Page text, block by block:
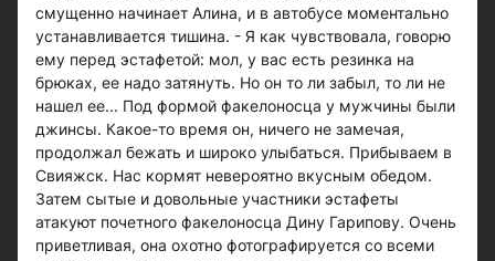
смущенно начинает Алина, и в автобусе моментально
устанавливается тишина. - Я как чувствовала, говорю
ему перед эстафетой: мол, у вас есть резинка на
брюках, ее надо затянуть. Но он то ли забыл, то ли не
нашел ее... Под формой факелоносца у мужчины были
джинсы. Какое-то время он, ничего не замечая,
продолжал бежать и широко улыбаться. Прибываем в
Свияжск. Нас кормят невероятно вкусным обедом.
Затем сытые и довольные участники эстафеты
атакуют почетного факелоносца Дину Гарипову. Очень
приветливая, она охотно фотографируется со всеми